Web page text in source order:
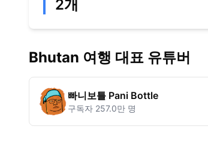
2개
Bhutan 여행 대표 유튜버
빠니보틀 Pani Bottle
구독자 257.0만 명